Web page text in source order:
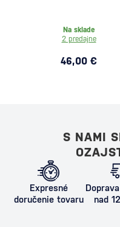
Na sklade
2 predajne
46,00 €
S NAMI
Expresné
doručenie tovaru
nad